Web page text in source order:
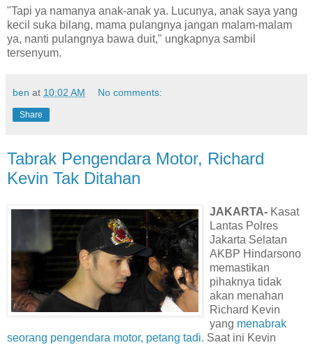
"Tapi ya namanya anak-anak ya. Lucunya, anak saya yang
kecil suka bilang, mama pulangnya jangan malam-malam
ya, nanti pulangnya bawa duit," ungkapnya sambil
tersenyum.
ben at 10:02 AM No comments:
Share
Tabrak Pengendara Motor, Richard
Kevin Tak Ditahan
JAKARTA- Kasat
Lantas Polres
Jakarta Selatan
AKBP Hindarsono
memastikan
pihaknya tidak
akan menahan
Richard Kevin
yang menabrak
seorang pengendara motor, petang tadi. Saat ini Kevin